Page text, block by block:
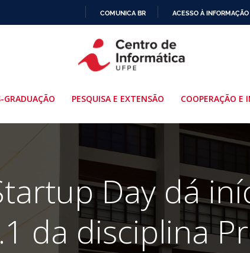
PARA
O
COMUNICA BR ACESSO À INFORMAÇÃO
GRADUAÇÃO PESQUISA E EXTENSÃO COOPERAÇÃO E
Day dá
da disciplina